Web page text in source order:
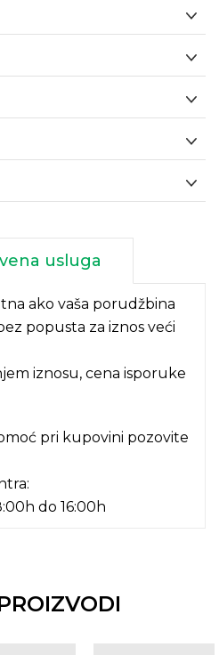
usluga
ako vaša porudžbina
popusta za iznos veći
iznosu, cena isporuke
pri kupovini pozovite
do 16:00h